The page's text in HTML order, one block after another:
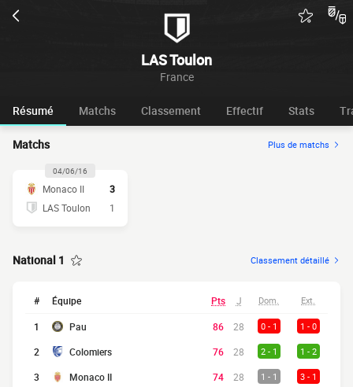
LAS Toulon
France
Résumé Matchs Classement Effectif Stats
Matchs Plus de matchs
04/06/16
Monaco II
3
LAS Toulon
1
National 1 Classement détaillé
# Équipe Pts J Dom. Ext.
1 Pau 86 28 0 - 1 1 - 0
2 Colomiers 76 28 2 - 1 1 - 2
3 Monaco II 74 28 1 - 1 3 - 1